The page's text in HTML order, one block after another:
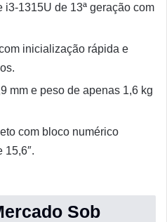
i3-1315U de 13ª geração com
inicialização rápida e
mm e peso de apenas 1,6 kg
com bloco numérico
15,6″.
Sob